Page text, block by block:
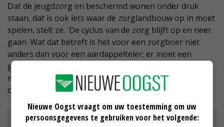
Dat de jeugdzorg en beschermd wonen onder druk
staan, dat is ook iets waar de zorglandbouw op in moet
spelen, stelt ze. 'De cyclus van de zorg blijft op en neer
gaan. Wat dat betreft is het voor een zorgboer niet
anders dan voor een aardappelteler; er moet een
gezonde bedrijfsvoering liggen, zodat je ook de
mindere jaren doorkomt. Daarvoor zijn het
ondernemers.'
Van der Flier bouwt nieuwe zorgboerderij
Nieuwe Oogst vraagt om uw toestemming om uw
persoonsgegevens te gebruiken voor het volgende: